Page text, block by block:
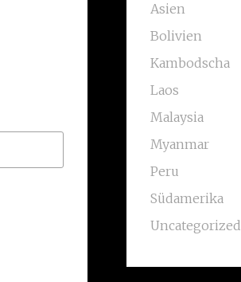
Asien
Bolivien
Kambodscha
Laos
Malaysia
Myanmar
Peru
Südamerika
Uncategorized